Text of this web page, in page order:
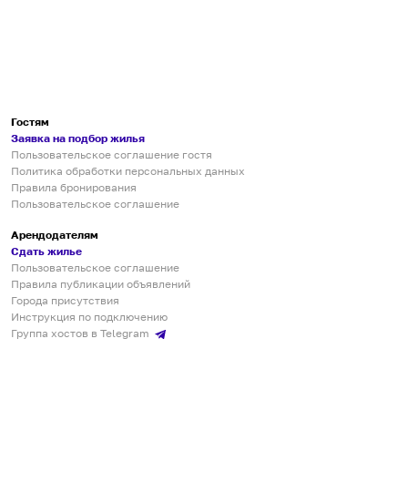
Гостям
Заявка на подбор жилья
Пользовательское соглашение гостя
Политика обработки персональных данных
Правила бронирования
Пользовательское соглашение
Арендодателям
Сдать жилье
Пользовательское соглашение
Правила публикации объявлений
Города присутствия
Инструкция по подключению
Группа хостов в Telegram